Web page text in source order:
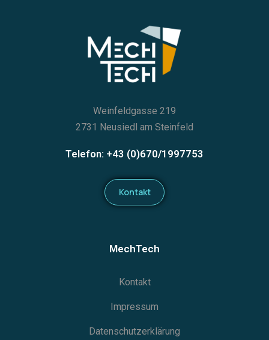
Weinfeldgasse 219
2731 Neusiedl am Steinfeld
Telefon: +43 (0)670/1997753
Kontakt
MechTech
Kontakt
Impressum
Datenschutzerklärung